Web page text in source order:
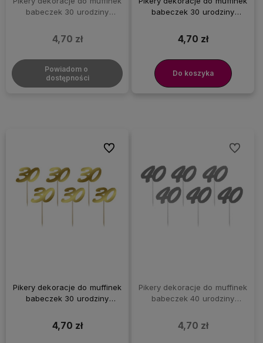
babeczek 30 urodziny
4,70 zł
Powiadom o
dostępności
babeczek 30 urodziny
4,70 zł
Do koszyka
Pikery dekoracje do muffinek
babeczek 30 urodziny
4,70 zł
Do ulubionych
Pikery dekoracje do muffinek
babeczek 40 urodziny
4,70 zł
Do